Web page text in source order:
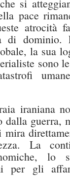
si
pace
atrocità
di dominio.
la sua
sono
iraniana
dalla guerra,
mira
La
lo
per gli